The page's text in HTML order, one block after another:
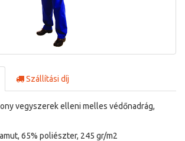
Szállítási díj
vegyszerek elleni melles védőnadrág,
65% poliészter, 245 gr/m2